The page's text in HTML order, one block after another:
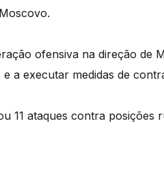
ofensiva na direção de
a executar medidas de
11 ataques contra posições